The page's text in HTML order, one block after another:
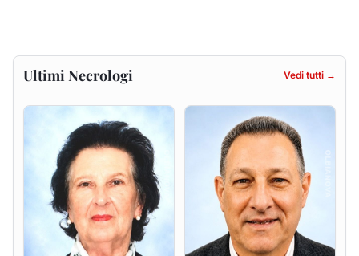
Francesca Anna Pirina
ved. Pileri
6 agosto 2026
Massimo Ricciu
6 agosto 2026